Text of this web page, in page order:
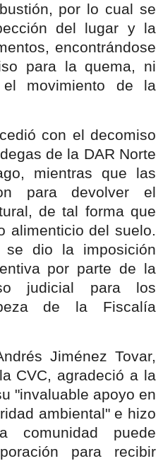
por lo cual se
del lugar y la
encontrándose
para la quema, ni
el movimiento de la
con el decomiso
de la DAR Norte
mientras que las
para devolver el
de tal forma que
alimenticio del suelo.
se dio la imposición
por parte de la
judicial para los
de la Fiscalía
Jiménez Tovar,
CVC, agradeció a la
"invaluable apoyo en
ambiental" e hizo
comunidad puede
para recibir